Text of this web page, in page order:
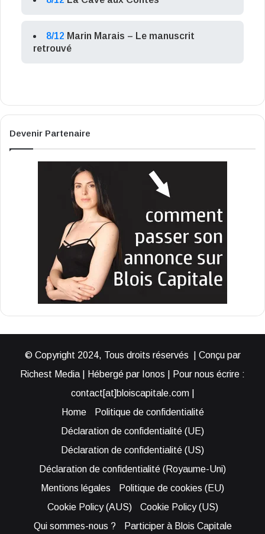
8/12 Marin Marais – Le manuscrit
retrouvé
Devenir Partenaire
© Copyright 2024, Tous droits réservés | Conçu par
Richest Media | Hébergé par Ionos | Pour nous écrire :
contact[at]bloiscapitale.com |
Home
Politique de confidentialité
Déclaration de confidentialité (UE)
Déclaration de confidentialité (US)
Déclaration de confidentialité (Royaume-Uni)
Mentions légales
Politique de cookies (EU)
Cookie Policy (AUS)
Cookie Policy (US)
Qui sommes-nous ?
Participer à Blois Capitale